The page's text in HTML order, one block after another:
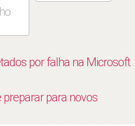
por falha na Microsoft
preparar para novos